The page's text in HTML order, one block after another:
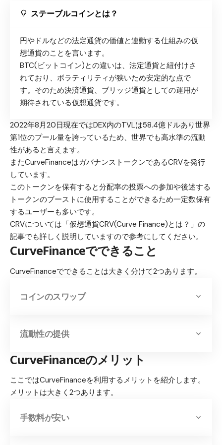
ステーブルコインとは？
円やドルなどの法定通貨の価値と連動する仕組みの仮
想通貨のことを言います。
BTC(ビットコイン)との違いは、法定通貨と紐付けさ
れており、ボラティリティが狭いため安定的な点で
す。そのため決済通貨、ブリッジ通貨としての運用が
期待されている仮想通貨です。
2022年8月20日現在ではDEX内のTVLは58.4億ドルあり世界
第1位のプール量を誇っているため、世界でも高水準の流動
性があると言えます。
またCurveFinanceはガバナンストークンであるCRVを発行
しています。
このトークンを保有すると分配率の投票への参加や後述する
トークンのブーストに使用することができるため一定数保有
するユーザーも多いです。
CRVについては 「仮想通貨CRV(Curve Finance)とは？」 の
記事でも詳しく説明していますので参考にしてください。
CurveFinanceでできること
CurveFinanceでできることは大きく分けて2つあります。
コインのスワップ
流動性の提供
CurveFinanceのメリット
ここではCurveFinanceを利用するメリットを紹介します。
メリットは大きく2つあります。
手数料が安い